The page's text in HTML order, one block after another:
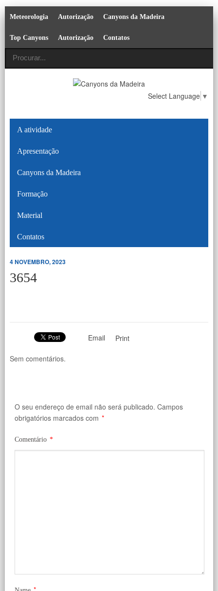
Meteorologia Autorização Canyons da Madeira
Top Canyons Autorização Contatos
Select Language ▼
A atividade
Apresentação
Canyons da Madeira
Formação
Material
Contatos
4 NOVEMBRO, 2023
3654
Email Print
Sem comentários.
O seu endereço de email não será publicado. Campos
obrigatórios marcados com *
Comentário *